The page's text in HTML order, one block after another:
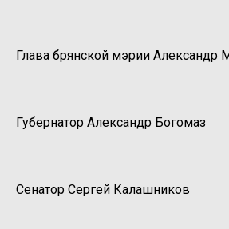
Глава брянской мэрии Александр
Губернатор Александр Богомаз
Сенатор Сергей Калашников